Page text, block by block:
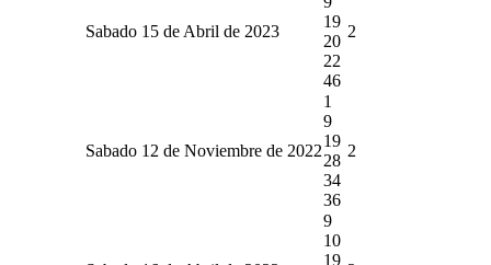
Sabado 15 de Abril de 2023
19
20
22
46
2
Sabado 12 de Noviembre de 2022
1
9
19
28
34
36
2
9
10
19